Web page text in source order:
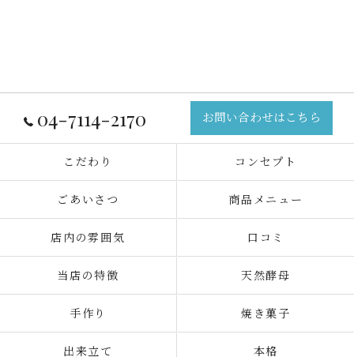
04-7114-2170 お問い合わせはこちら
こだわり コンセプト
ごあいさつ 商品メニュー
店内の雰囲気 口コミ
当店の特徴 天然酵母
手作り 焼き菓子
出来立て 本格